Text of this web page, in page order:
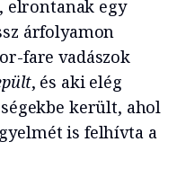
egy
árfolyamon
fare vadászok
, és aki elég
került, ahol
is felhívta a